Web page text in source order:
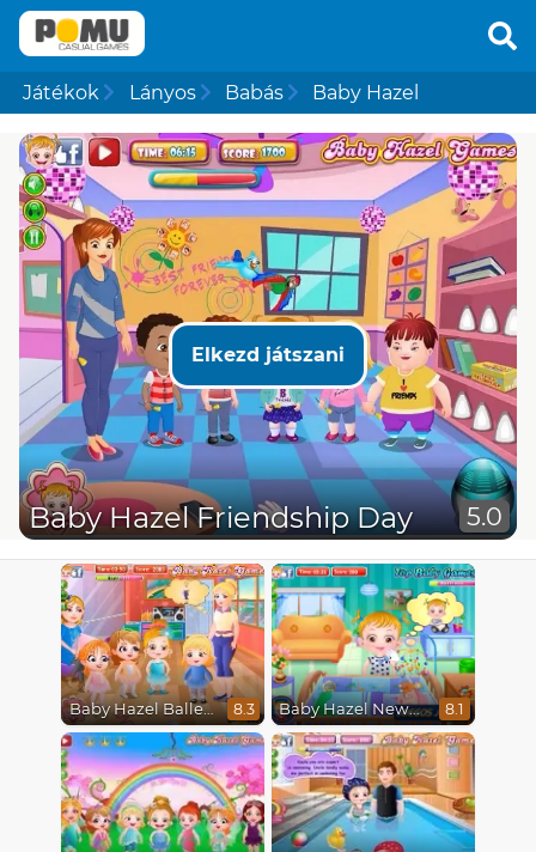
Játékok Lányos Babás Baby Hazel
Elkezd játszani
Baby Hazel Friendship Day 5.0
Baby Hazel Ballerina Dance 8.3 Baby Hazel Newborn Vaccination 8.1